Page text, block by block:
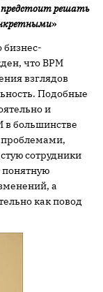
предстоит решать
»
бизнес-
что BPM
взглядов
Подобные
и
в большинстве
проблемами,
сотрудники
понятную
а
как повод